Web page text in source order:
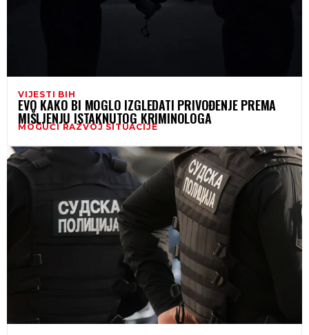
VIJESTI BIH
EVO KAKO BI MOGLO IZGLEDATI PRIVOĐENJE PREMA
MIŠLJENJU ISTAKNUTOG KRIMINOLOGA
MOGUĆI RAZVOJ SITUACIJE